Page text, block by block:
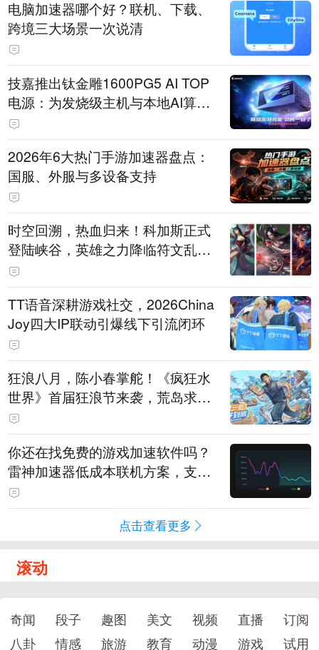
电脑加速器哪个好？联机、下载、
跨境三大场景一次说清
技嘉推出钛金雕1600PG5 AI TOP
电源：为发烧级主机与本地AI算力
打造旗舰供电方案
2026年6大热门手游加速器盘点：
国服、外服与多设备支持
时空回溯，热血归来！科加斯正式
登陆峡谷，英雄之力降临符文乱
斗！
TT语音深耕游戏社交，2026China
Joy四大IP联动引爆线下引流闭环
狂浪八月，陈小春掌舵！《疯狂水
世界》首届狂浪节来袭，荒岛求生
直播即将开启
你还在找免费的游戏加速软件吗？
雷神加速器低成本联机方案，支持
免费试用
点击查看更多
滚动
奇闻 段子 趣图 美文 视频 直播
订阅
八卦
情感 旅游 教育 动漫 游戏 试用